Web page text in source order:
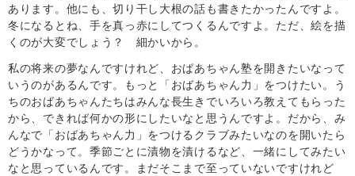
あります。他にも、切り干し大根の話も書きたかったんですよ。
冬になるとね、手を真っ赤にしてつくるんですよ。ただ、絵を描
くのが大変でしょう？ 細かいから。
私の将来の夢なんですけれど、おばあちゃん塾を開きたいなって
いうのがあるんです。もっと「おばあちゃん力」をつけたい。う
ちのおばあちゃんたちはみんな長生きでいろいろ教えてもらった
から、できれば何かの形にしたいなと思うんですよ。だから、み
んなで「おばあちゃん力」をつけるクラブみたいなのを開いたら
どうかなって。季節ごとに漬物を漬けるなど、一緒にしてみたい
なと思っているんです。まだそこまで至っていないですけれど